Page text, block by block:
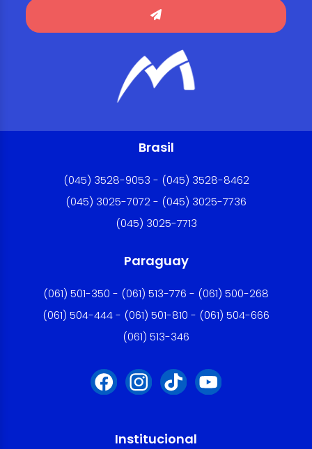
Brasil
(045) 3528-9053 - (045) 3528-8462
(045) 3025-7072 - (045) 3025-7736
(045) 3025-7713
Paraguay
(061) 501-350 - (061) 513-776 - (061) 500-268
(061) 504-444 - (061) 501-810 - (061) 504-666
(061) 513-346
Institucional